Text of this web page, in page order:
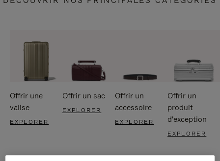
Offrir une
valise
EXPLORER
Offrir un sac
EXPLORER
Offrir un
accessoire
EXPLORER
Offrir un
produit
d'exception
EXPLORER